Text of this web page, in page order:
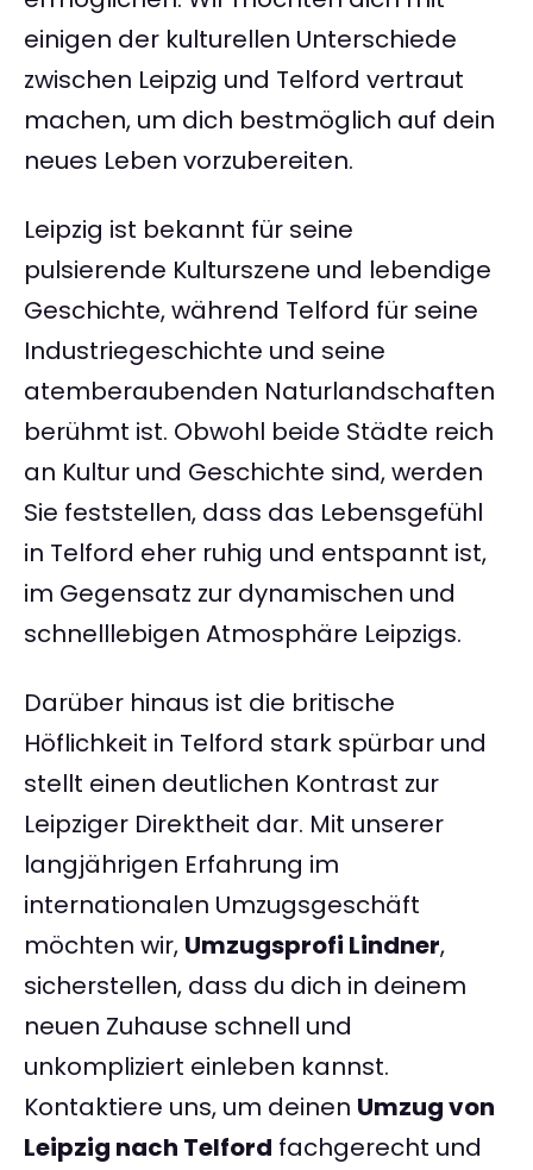
einigen der kulturellen Unterschiede
zwischen Leipzig und Telford vertraut
machen, um dich bestmöglich auf dein
neues Leben vorzubereiten.
Leipzig ist bekannt für seine
pulsierende Kulturszene und lebendige
Geschichte, während Telford für seine
Industriegeschichte und seine
atemberaubenden Naturlandschaften
berühmt ist. Obwohl beide Städte reich
an Kultur und Geschichte sind, werden
Sie feststellen, dass das Lebensgefühl
in Telford eher ruhig und entspannt ist,
im Gegensatz zur dynamischen und
schnelllebigen Atmosphäre Leipzigs.
Darüber hinaus ist die britische
Höflichkeit in Telford stark spürbar und
stellt einen deutlichen Kontrast zur
Leipziger Direktheit dar. Mit unserer
langjährigen Erfahrung im
internationalen Umzugsgeschäft
möchten wir, Umzugsprofi Lindner,
sicherstellen, dass du dich in deinem
neuen Zuhause schnell und
unkompliziert einleben kannst.
Kontaktiere uns, um deinen Umzug von
Leipzig nach Telford fachgerecht und